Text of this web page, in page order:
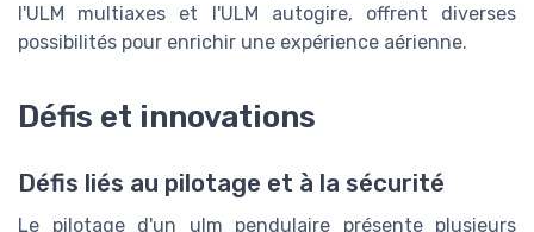
l'ULM multiaxes et l'ULM autogire, offrent diverses
possibilités pour enrichir une expérience aérienne.
Défis et innovations
Défis liés au pilotage et à la sécurité
Le pilotage d'un ulm pendulaire présente plusieurs